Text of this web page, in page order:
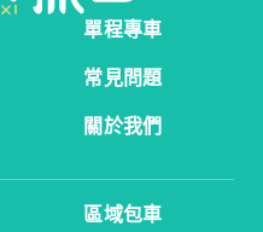
單程專車
常見問題
關於我們
區域包車